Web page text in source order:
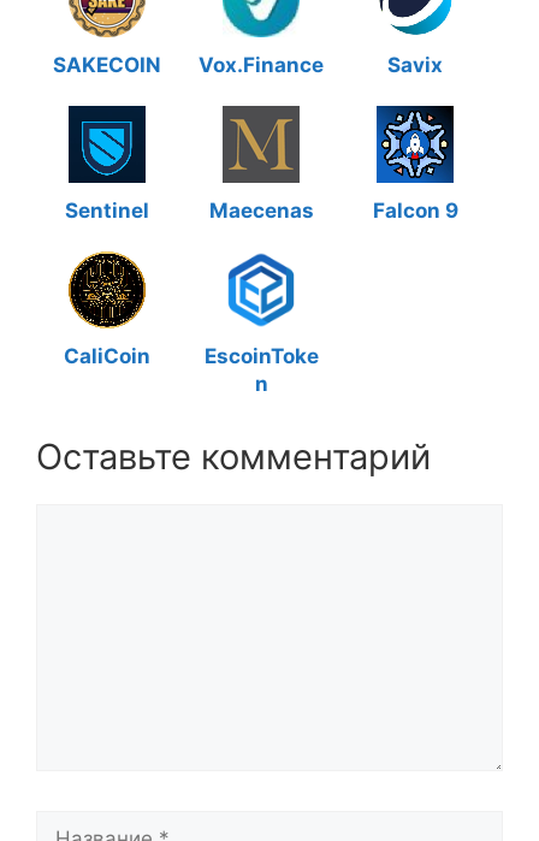
SAKECOIN Vox.Finance Savix
Sentinel Maecenas Falcon 9
CaliCoin
EscoinToke
n
Оставьте комментарий